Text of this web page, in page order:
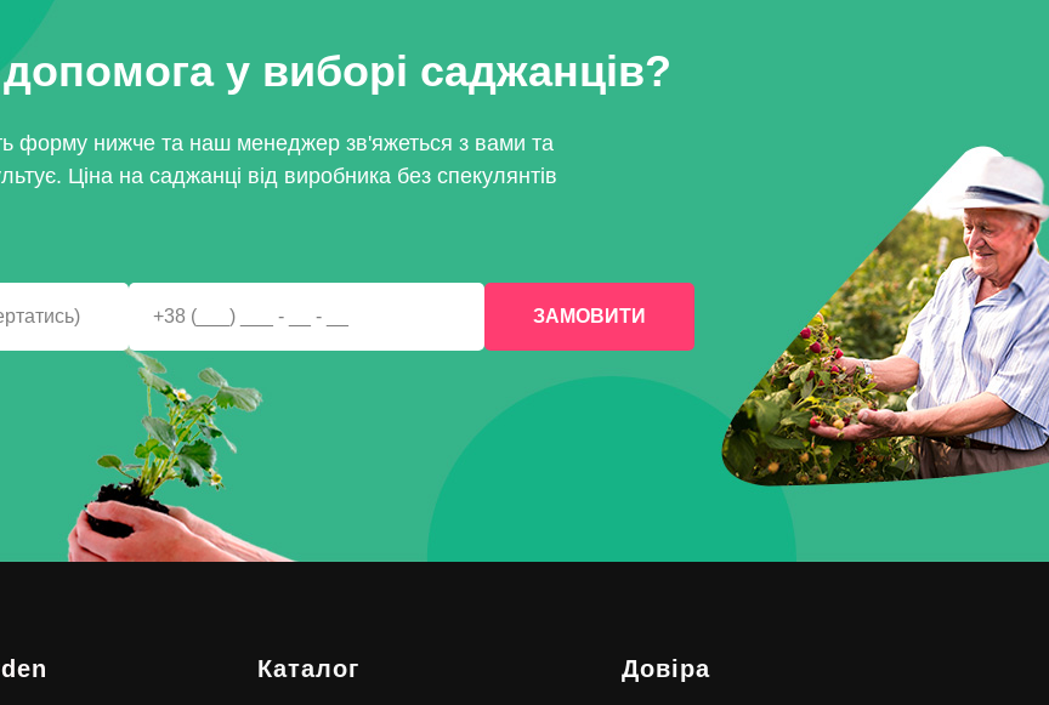
у виборі саджанців?
форму нижче та наш менеджер зв'яжеться з вами та
Ціна на саджанці від виробника без спекулянтів
ЗАМОВИТИ
Каталог Довіра